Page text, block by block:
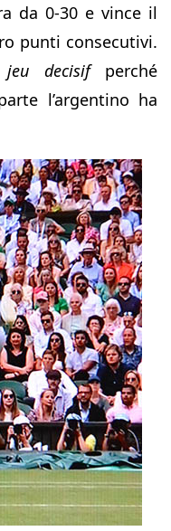
da 0-30 e vince il
punti consecutivi.
jeu decisifperché
l’argentino ha